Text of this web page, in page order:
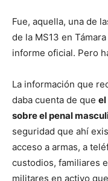
Fue, aquella, una de
de la MS13 en
informe oficial. Pero
La información que
daba cuenta de que el
sobre el penal
seguridad que ahí
acceso a armas, a
custodios, familiares
militares en activo